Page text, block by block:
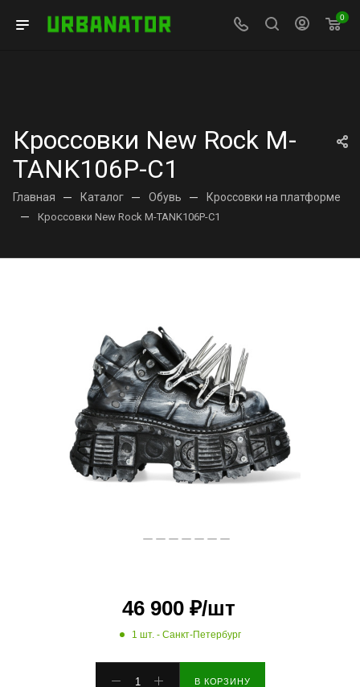
0
Кроссовки New Rock M-
TANK106P-C1
Главная — Каталог — Обувь — Кроссовки на платформе
— Кроссовки New Rock M-TANK106P-C1
46 900₽/шт
1 шт. - Санкт-Петербург
В КОРЗИНУ